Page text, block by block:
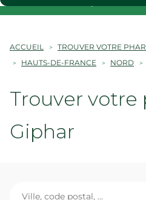
ACCUEIL
TROUVER VOTRE
HAUTS-DE-FRANCE
NORD
Trouver votre
Giphar